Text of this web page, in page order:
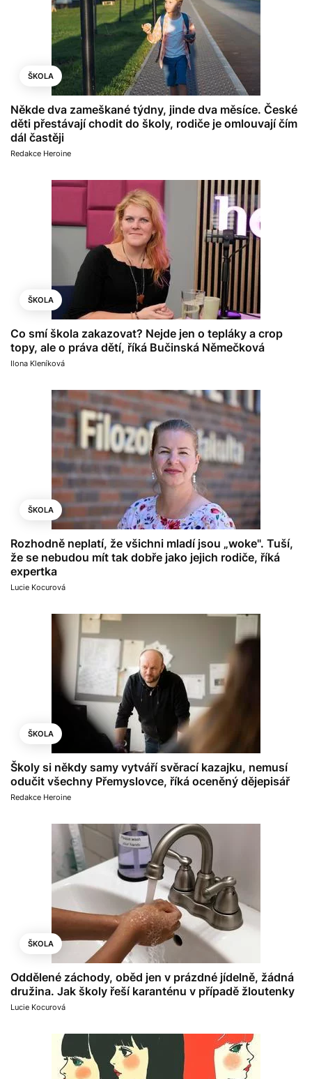
ŠKOLA
Někde dva zameškané týdny, jinde dva měsíce. České
děti přestávají chodit do školy, rodiče je omlouvají čím
dál častěji
Redakce Heroine
ŠKOLA
Co smí škola zakazovat? Nejde jen o tepláky a crop
topy, ale o práva dětí, říká Bučinská Němečková
Ilona Kleníková
ŠKOLA
Rozhodně neplatí, že všichni mladí jsou „woke". Tuší,
že se nebudou mít tak dobře jako jejich rodiče, říká
expertka
Lucie Kocurová
ŠKOLA
Školy si někdy samy vytváří svěrací kazajku, nemusí
odučit všechny Přemyslovce, říká oceněný dějepisář
Redakce Heroine
ŠKOLA
Oddělené záchody, oběd jen v prázdné jídelně, žádná
družina. Jak školy řeší karanténu v případě žloutenky
Lucie Kocurová